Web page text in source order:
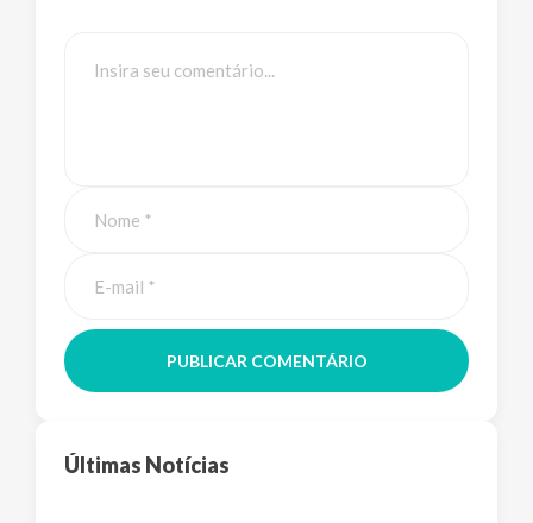
PUBLICAR COMENTÁRIO
Últimas Notícias